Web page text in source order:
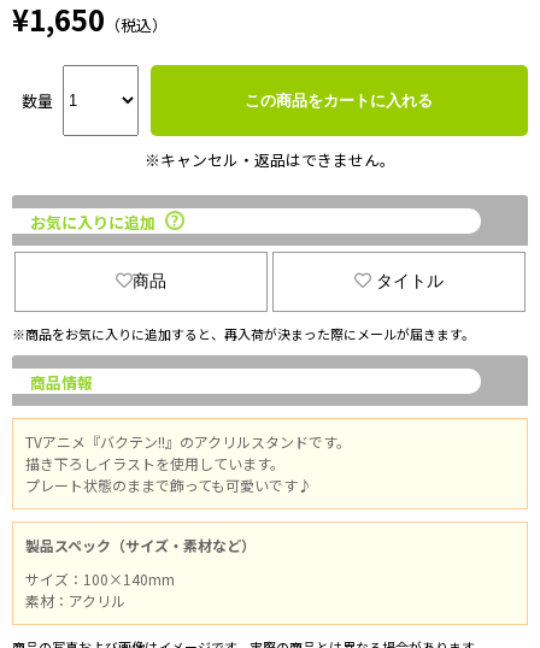
¥1,650 （税込）
数量 この商品をカートに入れる
※キャンセル・返品はできません。
お気に入りに追加
商品 タイトル
※商品をお気に入りに追加すると、再入荷が決まった際にメールが届きます。
商品情報
TVアニメ『バクテン!!』のアクリルスタンドです。
描き下ろしイラストを使用しています。
プレート状態のままで飾っても可愛いです♪
製品スペック（サイズ・素材など）
サイズ：100×140mm
素材：アクリル